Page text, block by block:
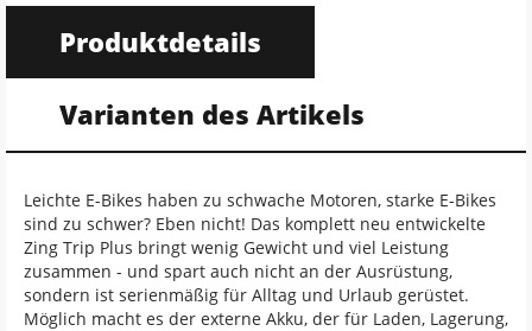
Produktdetails
Varianten des Artikels
Leichte E-Bikes haben zu schwache Motoren, starke E-Bikes
sind zu schwer? Eben nicht! Das komplett neu entwickelte
Zing Trip Plus bringt wenig Gewicht und viel Leistung
zusammen - und spart auch nicht an der Ausrüstung,
sondern ist serienmäßig für Alltag und Urlaub gerüstet.
Möglich macht es der externe Akku, der für Laden, Lagerung,